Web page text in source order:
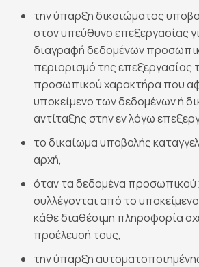
την ύπαρξη δικαιώματος
στον υπεύθυνο επεξεργασίας
διαγραφή δεδομένων
περιορισμό της επεξεργασίας
προσωπικού χαρακτήρα που
υποκείμενο των δεδομένων ή
αντίταξης στην εν λόγω
το δικαίωμα υποβολής
αρχή,
όταν τα δεδομένα προσωπικού
συλλέγονται από το
κάθε διαθέσιμη πληροφορία
προέλευσή τους,
την ύπαρξη